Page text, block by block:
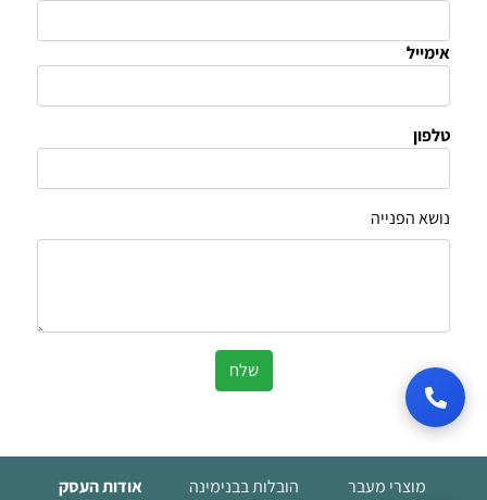
אימייל
טלפון
נושא הפנייה
שלח
מוצרי מעבר
הובלות בבנימינה
אודות העסק